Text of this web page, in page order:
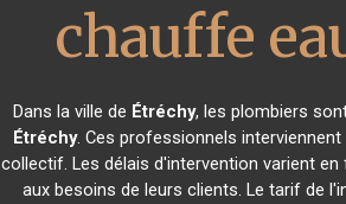
chauffe
Dans la ville de Étréchy, les plombiers
Étréchy. Ces professionnels
collectif. Les délais d'intervention varient
aux besoins de leurs clients. Le tarif de